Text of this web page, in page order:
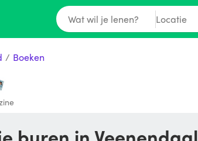
Wat wil je lenen? Locatie
/ Boeken